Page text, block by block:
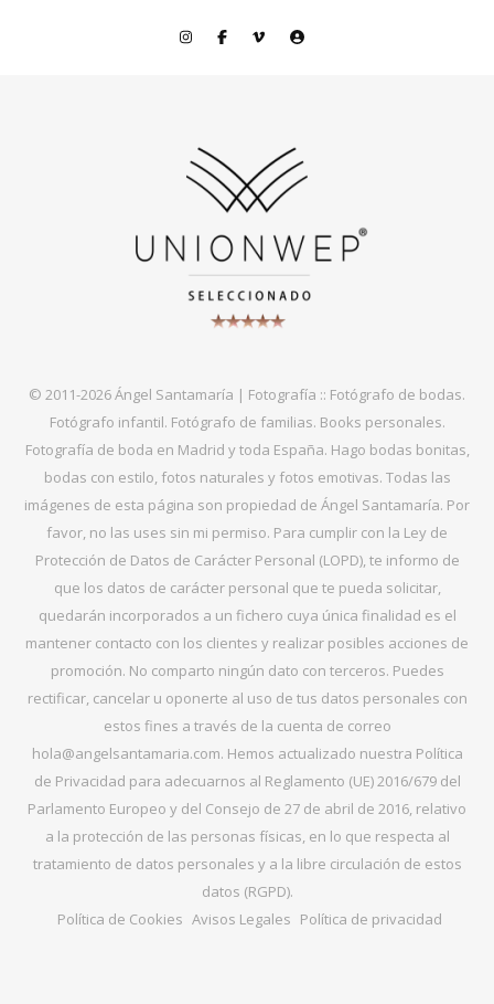
© 2011-2026 Ángel Santamaría | Fotografía :: Fotógrafo de bodas.
Fotógrafo infantil. Fotógrafo de familias. Books personales.
Fotografía de boda en Madrid y toda España. Hago bodas bonitas,
bodas con estilo, fotos naturales y fotos emotivas. Todas las
imágenes de esta página son propiedad de Ángel Santamaría. Por
favor, no las uses sin mi permiso. Para cumplir con la Ley de
Protección de Datos de Carácter Personal (LOPD), te informo de
que los datos de carácter personal que te pueda solicitar,
quedarán incorporados a un fichero cuya única finalidad es el
mantener contacto con los clientes y realizar posibles acciones de
promoción. No comparto ningún dato con terceros. Puedes
rectificar, cancelar u oponerte al uso de tus datos personales con
estos fines a través de la cuenta de correo
hola@angelsantamaria.com. Hemos actualizado nuestra Política
de Privacidad para adecuarnos al Reglamento (UE) 2016/679 del
Parlamento Europeo y del Consejo de 27 de abril de 2016, relativo
a la protección de las personas físicas, en lo que respecta al
tratamiento de datos personales y a la libre circulación de estos
datos (RGPD).
Política de Cookies Avisos Legales Política de privacidad